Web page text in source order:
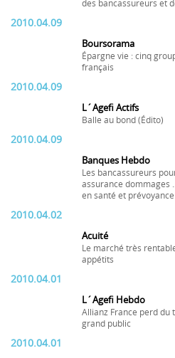
des bancassureurs et
2010.04.09
Boursorama
Épargne vie : cinq
français
2010.04.09
L´Agefi Actifs
Balle au bond (Édito)
2010.04.09
Banques Hebdo
Les bancassureurs
assurance dommages
en santé et prévoyance
2010.04.02
Acuité
Le marché très
appétits
2010.04.01
L´Agefi Hebdo
Allianz France perd du
grand public
2010.04.01